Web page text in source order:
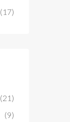
(17)
(21)
(9)